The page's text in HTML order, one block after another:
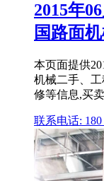
2015年
国路面
本页面提供
机械二手、
修等信息,买
联系电话: 180